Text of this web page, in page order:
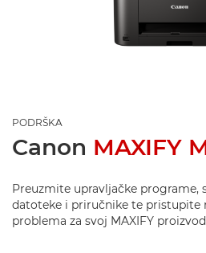
PODRŠKA
Canon MAXIFY
Preuzmite upravljačke programe,
datoteke i priručnike te pristupite
problema za svoj MAXIFY